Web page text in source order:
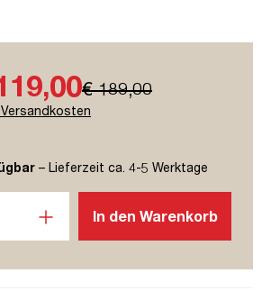
€ 189,00
– Lieferzeit ca. 4-5 Werktage
In den Warenkorb